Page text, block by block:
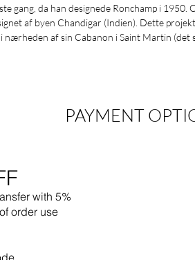
gang, da han designede Ronchamp i
af byen Chandigar (Indien). Dette
nærheden af sin Cabanon i Saint Martin (det
PAYMENT
with 5%
order use